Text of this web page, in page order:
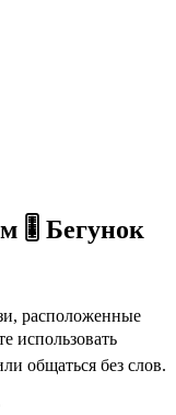
🎚️ Бегунок
расположенные
использовать
общаться без слов.